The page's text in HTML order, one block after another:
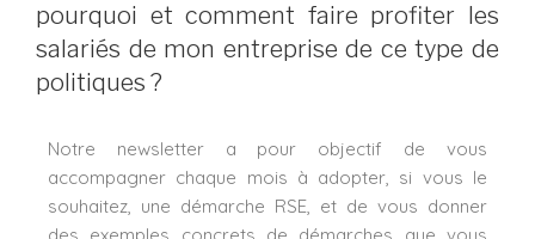
pourquoi et comment faire profiter les
salariés de mon entreprise de ce type de
politiques ?
Notre newsletter a pour objectif de vous
accompagner chaque mois à adopter, si vous le
souhaitez, une démarche RSE, et de vous donner